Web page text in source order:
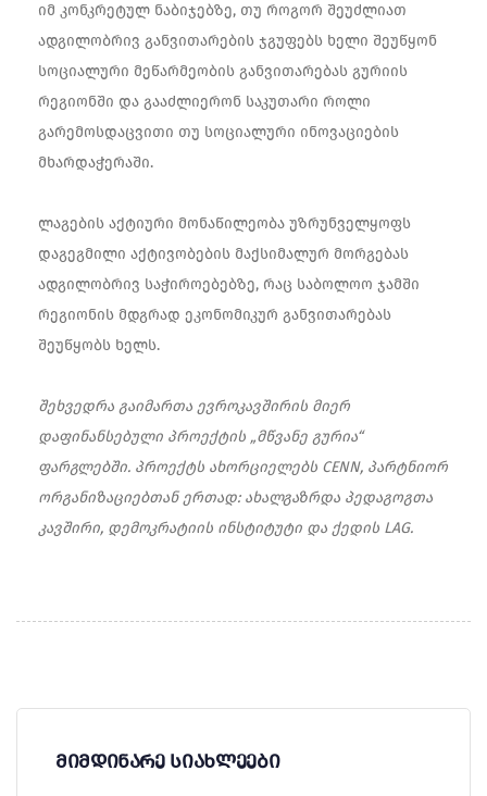
იმ კონკრეტულ ნაბიჯებზე, თუ როგორ შეუძლიათ
ადგილობრივ განვითარების ჯგუფებს ხელი შეუწყონ
სოციალური მეწარმეობის განვითარებას გურიის
რეგიონში და გააძლიერონ საკუთარი როლი
გარემოსდაცვითი თუ სოციალური ინოვაციების
მხარდაჭერაში.
ლაგების აქტიური მონაწილეობა უზრუნველყოფს
დაგეგმილი აქტივობების მაქსიმალურ მორგებას
ადგილობრივ საჭიროებებზე, რაც საბოლოო ჯამში
რეგიონის მდგრად ეკონომიკურ განვითარებას
შეუწყობს ხელს.
შეხვედრა გაიმართა ევროკავშირის მიერ
დაფინანსებული პროექტის „მწვანე გურია“
ფარგლებში. პროექტს ახორციელებს CENN, პარტნიორ
ორგანიზაციებთან ერთად: ახალგაზრდა პედაგოგთა
კავშირი, დემოკრატიის ინსტიტუტი და ქედის LAG.
მიმდინარე სიახლეები